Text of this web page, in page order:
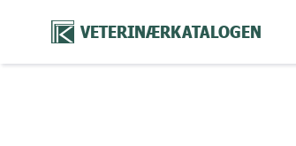
VETERINÆRKATALOGEN